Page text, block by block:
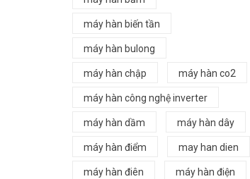
máy hàn biến tần
máy hàn bulong
máy hàn chập máy hàn co2
máy hàn công nghệ inverter
máy hàn dầm máy hàn dây
máy hàn điểm may han dien
máy hàn điên máy hàn điện